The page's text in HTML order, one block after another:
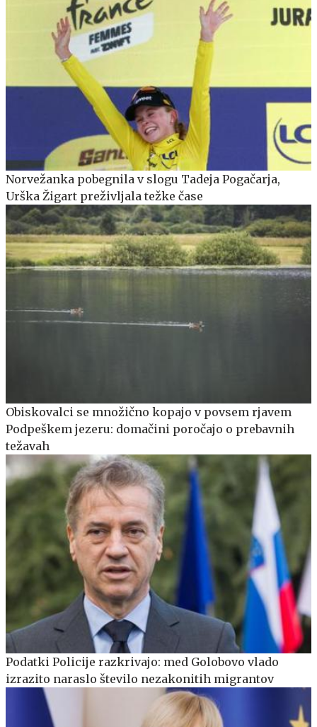
Norvežanka pobegnila v slogu Tadeja Pogačarja,
Urška Žigart preživljala težke čase
Obiskovalci se množično kopajo v povsem rjavem
Podpeškem jezeru: domačini poročajo o prebavnih
težavah
Podatki Policije razkrivajo: med Golobovo vlado
izrazito naraslo število nezakonitih migrantov